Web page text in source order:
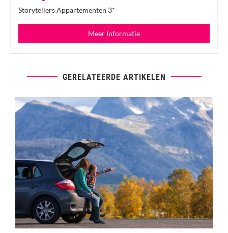
Storytellers Appartementen 3*
Meer Informatie
GERELATEERDE ARTIKELEN